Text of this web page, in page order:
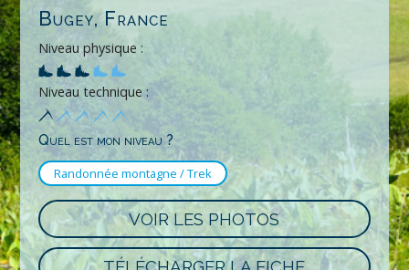
Bugey, France
Niveau physique :
Niveau technique :
Quel est mon niveau ?
Randonnée montagne / Trek
VOIR LES PHOTOS